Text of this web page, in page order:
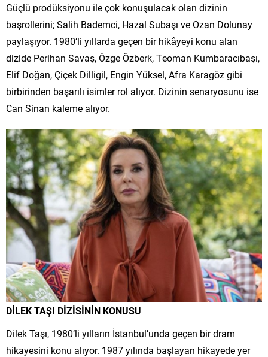
Güçlü prodüksiyonu ile çok konuşulacak olan dizinin
başrollerini; Salih Bademci, Hazal Subaşı ve Ozan Dolunay
paylaşıyor. 1980’li yıllarda geçen bir hikâyeyi konu alan
dizide Perihan Savaş, Özge Özberk, Teoman Kumbaracıbaşı,
Elif Doğan, Çiçek Dilligil, Engin Yüksel, Afra Karagöz gibi
birbirinden başarılı isimler rol alıyor. Dizinin senaryosunu ise
Can Sinan kaleme alıyor.
DİLEK TAŞI DİZİSİNİN KONUSU
Dilek Taşı, 1980’li yılların İstanbul’unda geçen bir dram
hikayesini konu alıyor. 1987 yılında başlayan hikayede yer